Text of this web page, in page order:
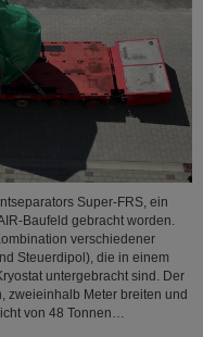
Super-FRS, ein
Baufeld gebracht worden.
verschiedener
Steuerdipol), die in einem
untergebracht sind. Der
zweieinhalb Meter breiten und
von 48 Tonnen…